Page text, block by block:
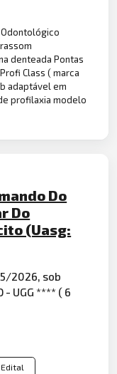
denteada Pontas
Class ( marca
adaptável em
profilaxia modelo
Do
Do
(Uasg:
2026, sob
- UGG **** ( 6
Edital